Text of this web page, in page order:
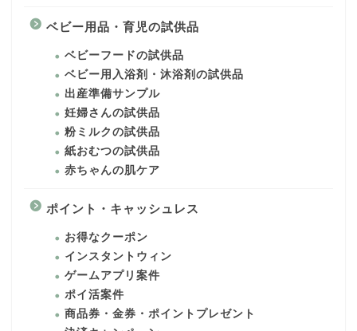
ベビー用品・育児の試供品
ベビーフードの試供品
ベビー用入浴剤・沐浴剤の試供品
出産準備サンプル
妊婦さんの試供品
粉ミルクの試供品
紙おむつの試供品
赤ちゃんの肌ケア
ポイント・キャッシュレス
お得なクーポン
インスタントウィン
ゲームアプリ案件
ポイ活案件
商品券・金券・ポイントプレゼント